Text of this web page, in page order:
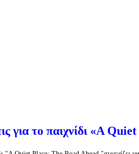
για το παιχνίδι «A